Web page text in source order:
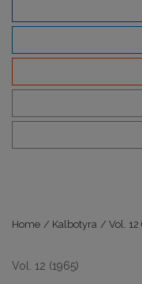
Home / Kalbotyra / Vol.
Vol. 12 (1965)